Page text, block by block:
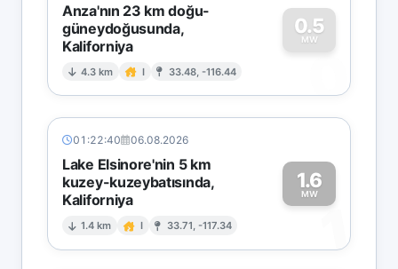
Anza'nın 23 km doğu-
güneydoğusunda,
Kaliforniya
4.3 km I 33.48, -116.44
0.5
MW
0
01:22:40 06.08.2026
Lake Elsinore'nin 5 km
kuzey-kuzeybatısında,
Kaliforniya
1.4 km I 33.71, -117.34
1.6
MW
1